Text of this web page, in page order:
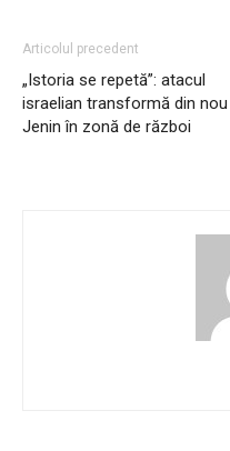
Articolul precedent
„Istoria se repetă”: atacul
israelian transformă din nou
Jenin în zonă de război